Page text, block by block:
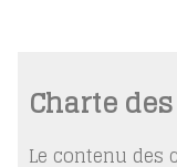
Charte
Le contenu des